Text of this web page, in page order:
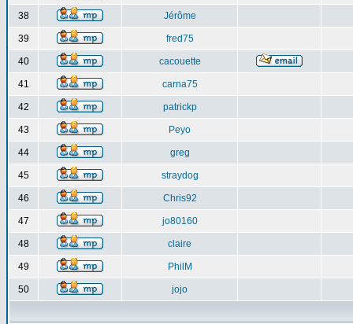
38 Jérôme
39 fred75
40 cacouette
41 carna75
42 patrickp
43 Peyo
44 greg
45 straydog
46 Chris92
47 jo80160
48 claire
49 PhilM
50 jojo